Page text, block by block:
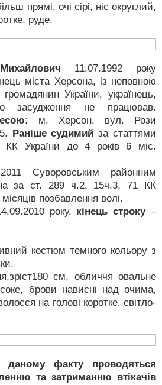
прямі, очі сірі, ніс округлий,
руде.
11.07.1992 року
міста Херсона, із неповною
України, українець,
засудження не працював.
м. Херсон, вул. Рози
Раніше судимий за статтями
України до 4 років 6 міс.
Суворовським районним
за ст. 289 ч.2, 15ч.3, 71 КК
позбавлення волі.
року, кінець строку–
костюм темного кольору з
см, обличчя овальне
брови нависні над очима,
на голові коротке, світло-
факту проводяться
та затриманню втікачів